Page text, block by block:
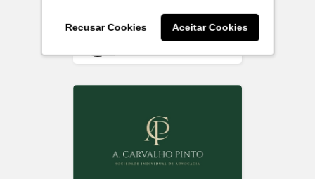
Recusar Cookies Aceitar Cookies
Rdesign SM Off